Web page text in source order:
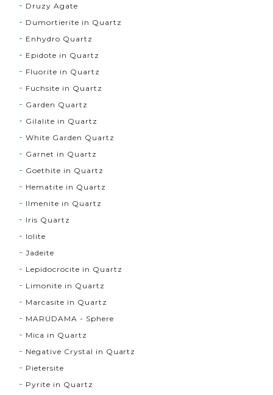
Druzy Agate
Dumortierite in Quartz
Enhydro Quartz
Epidote in Quartz
Fluorite in Quartz
Fuchsite in Quartz
Garden Quartz
Gilalite in Quartz
White Garden Quartz
Garnet in Quartz
Goethite in Quartz
Hematite in Quartz
Ilmenite in Quartz
Iris Quartz
Iolite
Jadeite
Lepidocrocite in Quartz
Limonite in Quartz
Marcasite in Quartz
MARUDAMA - Sphere
Mica in Quartz
Negative Crystal in Quartz
Pietersite
Pyrite in Quartz